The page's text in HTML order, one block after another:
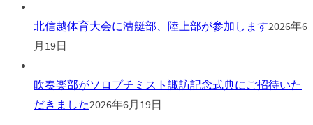
北信越体育大会に漕艇部、陸上部が参加します2026年6
月19日
吹奏楽部がソロプチミスト諏訪記念式典にご招待いた
だきました2026年6月19日